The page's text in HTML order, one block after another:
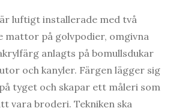
luftigt installerade med två
på golvpodier, omgivna
anlagts på bomullsdukar
och kanyler. Färgen lägger sig
tyget och skapar ett måleri som
vara broderi. Tekniken ska